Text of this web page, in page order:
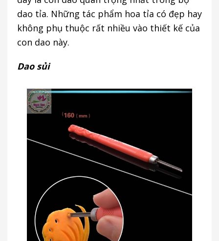
dao tỉa. Những tác phẩm hoa tỉa có đẹp hay
không phụ thuộc rất nhiều vào thiết kế của
con dao này.
Dao sủi